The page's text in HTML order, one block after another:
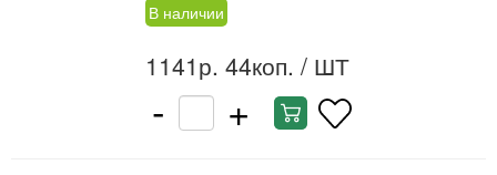
В наличии
1141р. 44коп. / ШТ
- +